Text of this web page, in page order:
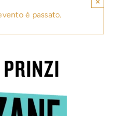
è passato.